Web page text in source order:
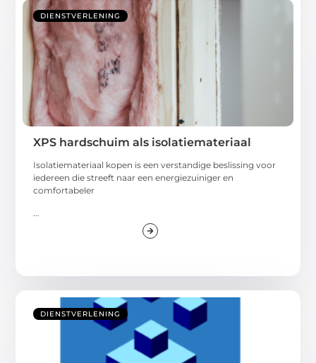
DIENSTVERLENING
XPS hardschuim als isolatiemateriaal
Isolatiemateriaal kopen is een verstandige beslissing voor
iedereen die streeft naar een energiezuiniger en
comfortabeler
...
DIENSTVERLENING